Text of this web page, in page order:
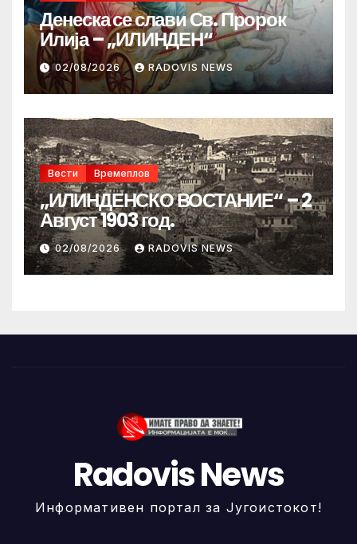
Денеска се слави Св. Пророк
Илија – „ИЛИНДЕН“
02/08/2026 RADOVIS NEWS
Вести Времеплов
„ИЛИНДЕНСКО ВОСТАНИЕ“ – 2
Август 1903 год.
02/08/2026 RADOVIS NEWS
Radovis News
Информативен портал за Југоистокот!